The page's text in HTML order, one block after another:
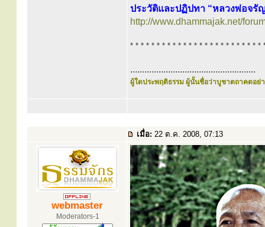
ประวัติและปฏิปทา “หลวงพ่อจ
http://www.dhammajak.net/
* * * * * * * * * * * * * * * * * * * * * * * * *
.....................................................
ผู้ใดประพฤติธรรม ผู้นั้นชื่อว่าบูชาตถาคตอย่า
เมื่อ: 22 ต.ค. 2008, 07:13
webmaster
Moderators-1